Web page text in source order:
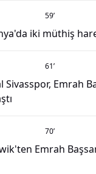
59’
iki müthiş
61’
Sivasspor, Emrah
70’
Emrah